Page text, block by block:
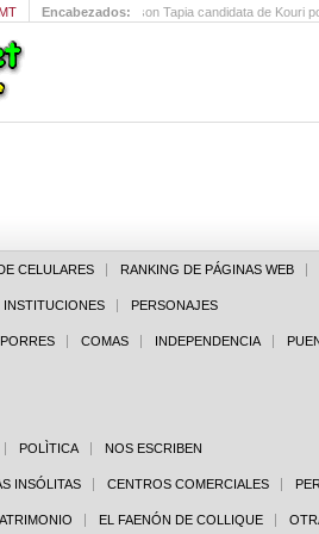
Encabezados: Alisson Tapia candidata de
CELULARES RANKING DE PÁGINAS WEB
INSTITUCIONES PERSONAJES
COMAS INDEPENDENCIA
POLÌTICA NOS ESCRIBEN
INSÓLITAS CENTROS COMERCIALES
EL FAENÓN DE COLLIQUE